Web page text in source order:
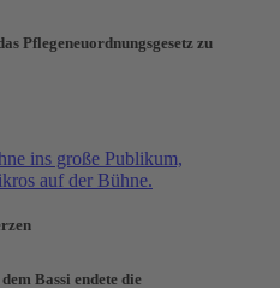
Pflegeneuordnungsgesetz zu
Bassi endete die